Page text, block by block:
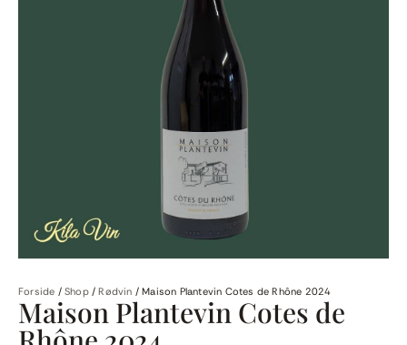
Forside /Shop/Rødvin /Maison Plantevin Cotes de Rhône 2024
Maison Plantevin Cotes de